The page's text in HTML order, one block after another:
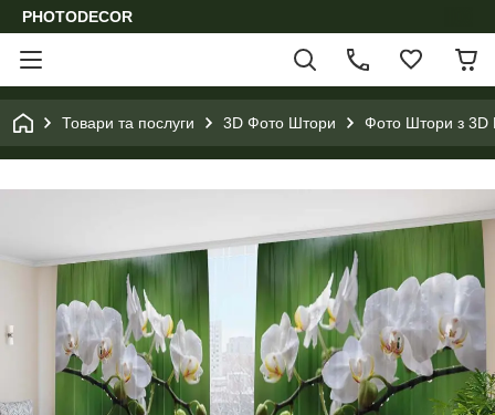
PHOTODECOR
Товари та послуги 3D Фото Штори Фото Штори з 3D